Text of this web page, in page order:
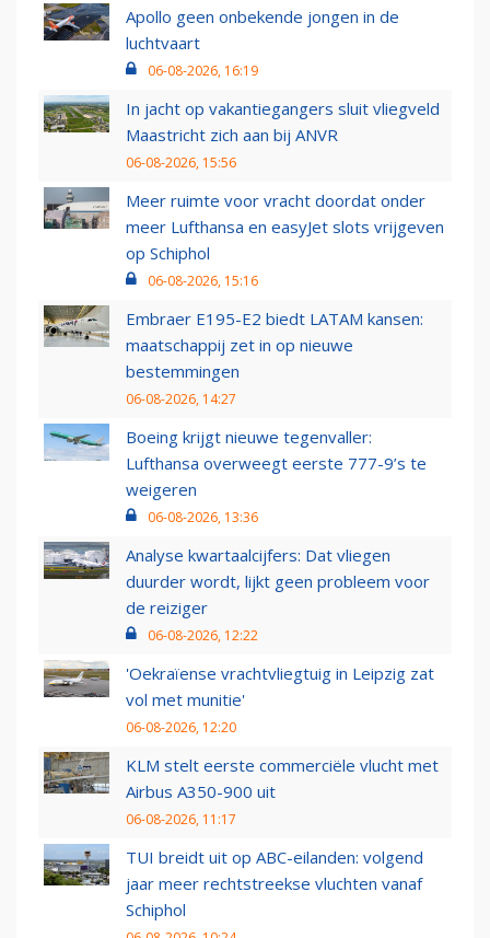
Apollo geen onbekende jongen in de
luchtvaart
06-08-2026, 16:19
In jacht op vakantiegangers sluit vliegveld
Maastricht zich aan bij ANVR
06-08-2026, 15:56
Meer ruimte voor vracht doordat onder
meer Lufthansa en easyJet slots vrijgeven
op Schiphol
06-08-2026, 15:16
Embraer E195-E2 biedt LATAM kansen:
maatschappij zet in op nieuwe
bestemmingen
06-08-2026, 14:27
Boeing krijgt nieuwe tegenvaller:
Lufthansa overweegt eerste 777-9’s te
weigeren
06-08-2026, 13:36
Analyse kwartaalcijfers: Dat vliegen
duurder wordt, lijkt geen probleem voor
de reiziger
06-08-2026, 12:22
'Oekraïense vrachtvliegtuig in Leipzig zat
vol met munitie'
06-08-2026, 12:20
KLM stelt eerste commerciële vlucht met
Airbus A350-900 uit
06-08-2026, 11:17
TUI breidt uit op ABC-eilanden: volgend
jaar meer rechtstreekse vluchten vanaf
Schiphol